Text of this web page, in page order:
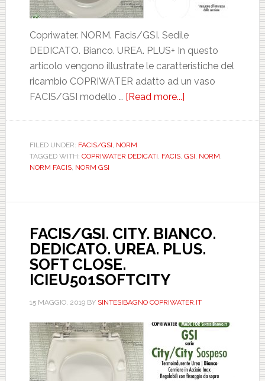
Copriwater. NORM. Facis/GSI. Sedile
DEDICATO. Bianco. UREA. PLUS+ In questo
articolo vengono illustrate le caratteristiche del
ricambio COPRIWATER adatto ad un vaso
FACIS/GSI modello … [Read more...]
DEDICATO.
FILED UNDER: FACIS/GSI, NORM
TAGGED WITH: COPRIWATER DEDICATI, FACIS, GSI, NORM,
NORM FACIS, NORM GSI
FACIS/GSI. CITY. BIANCO.
DEDICATO. UREA. PLUS.
SOFT CLOSE.
ICIEU501SOFTCITY
15 MAGGIO, 2019BY SINTESIBAGNO COPRIWATER.IT